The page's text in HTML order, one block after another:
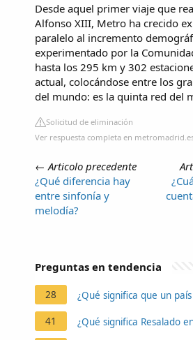
Desde aquel primer viaje que
Alfonso XIII, Metro ha crecido
paralelo al incremento
experimentado por la
hasta los 295 km y 302
actual, colocándose entre los
del mundo: es la quinta red del
Solicitud de eliminación
Ver respuesta completa en
← Articolo precedente
¿Qué diferencia hay
entre sinfonía y
melodía?
Preguntas en tendencia
28 ¿Qué significa que un
41 ¿Qué significa Resalado